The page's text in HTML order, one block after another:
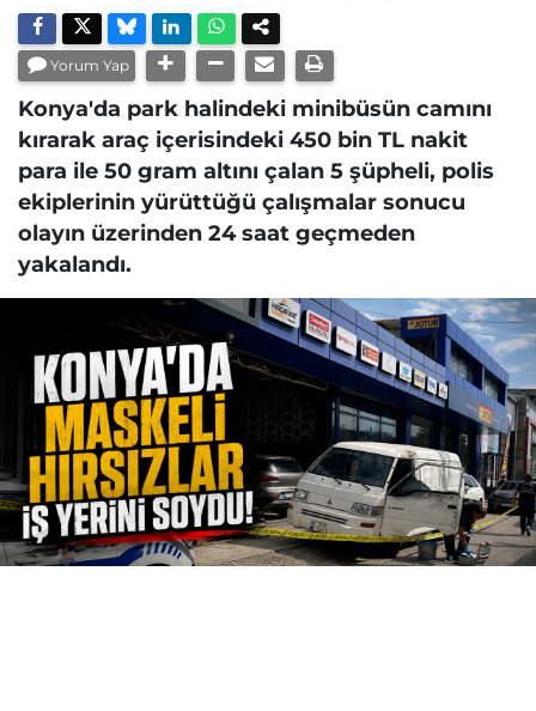
Yorum Yap
Konya'da park halindeki minibüsün camını
kırarak araç içerisindeki 450 bin TL nakit
para ile 50 gram altını çalan 5 şüpheli, polis
ekiplerinin yürüttüğü çalışmalar sonucu
olayın üzerinden 24 saat geçmeden
yakalandı.